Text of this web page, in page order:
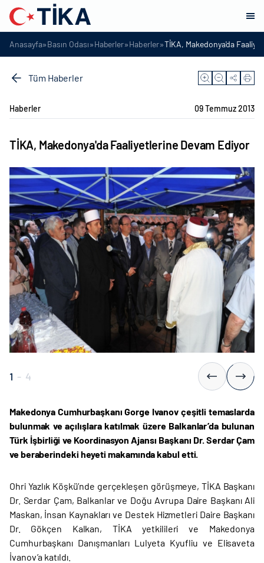
Anasayfa»Basın Odası»Haberler»Haberler»TİKA, Makedonya'da
Tüm Haberler
Haberler 09 Temmuz 2013
TİKA, Makedonya'da Faaliyetlerine Devam Ediyor
1 - 4
Makedonya Cumhurbaşkanı Gorge Ivanov çeşitli temaslarda
bulunmak ve açılışlara katılmak üzere Balkanlar’da bulunan
Türk İşbirliği ve Koordinasyon Ajansı Başkanı Dr. Serdar Çam
ve beraberindeki heyeti makamında kabul etti.
Ohri Yazlık Köşkü’nde gerçekleşen görüşmeye, TİKA Başkanı
Dr. Serdar Çam, Balkanlar ve Doğu Avrupa Daire Başkanı Ali
Maskan, İnsan Kaynakları ve Destek Hizmetleri Daire Başkanı
Dr. Gökçen Kalkan, TİKA yetkilileri ve Makedonya
Cumhurbaşkanı Danışmanları Lulyeta Kyufliu ve Elisaveta
İvanov’a katıldı.